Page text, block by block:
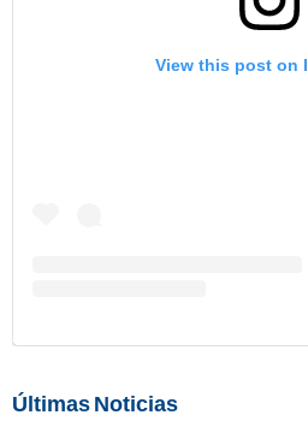
View this post on
Últimas Noticias